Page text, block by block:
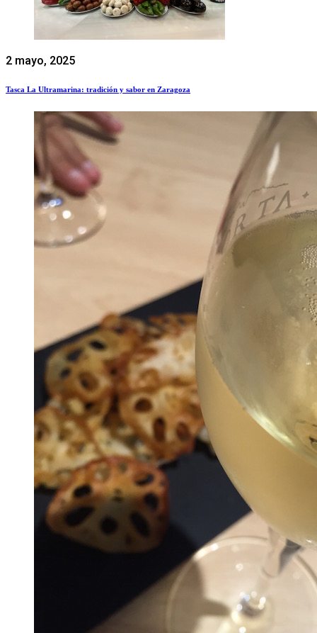
2 mayo, 2025
Tasca La Ultramarina: tradición y sabor en Zaragoza